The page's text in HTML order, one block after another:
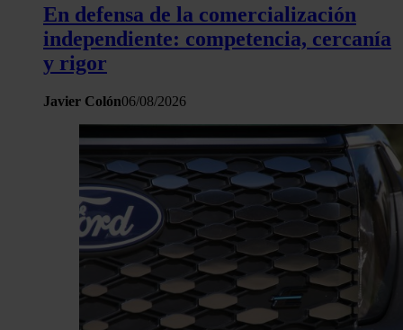
En defensa de la comercialización
independiente: competencia, cercanía
y rigor
Javier Colón06/08/2026